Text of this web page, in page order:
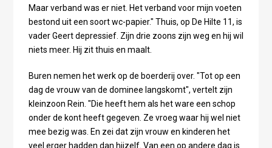
Maar verband was er niet. Het verband voor mijn voeten
bestond uit een soort wc-papier." Thuis, op De Hilte 11, is
vader Geert depressief. Zijn drie zoons zijn weg en hij wil
niets meer. Hij zit thuis en maalt.
Buren nemen het werk op de boerderij over. "Tot op een
dag de vrouw van de dominee langskomt", vertelt zijn
kleinzoon Rein. "Die heeft hem als het ware een schop
onder de kont heeft gegeven. Ze vroeg waar hij wel niet
mee bezig was. En zei dat zijn vrouw en kinderen het
veel erger hadden dan hijzelf. Van een op andere dag is